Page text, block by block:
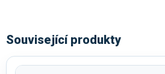
Související produkty